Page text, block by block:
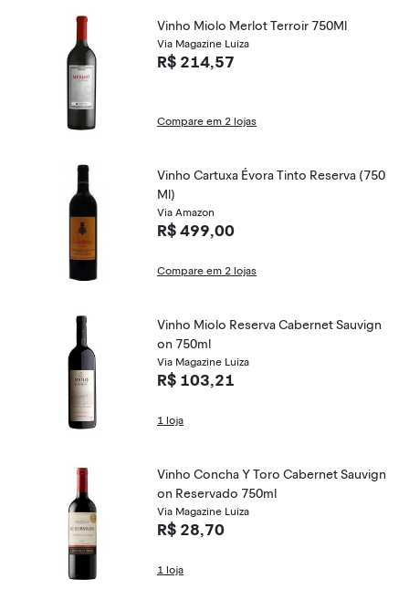
Vinho Miolo Merlot Terroir 750Ml
Via Magazine Luiza
R$ 214,57
Compare em 2 lojas
Vinho Cartuxa Évora Tinto Reserva (750
Ml)
Via Amazon
R$ 499,00
Compare em 2 lojas
Vinho Miolo Reserva Cabernet Sauvign
on 750ml
Via Magazine Luiza
R$ 103,21
1 loja
Vinho Concha Y Toro Cabernet Sauvign
on Reservado 750ml
Via Magazine Luiza
R$ 28,70
1 loja